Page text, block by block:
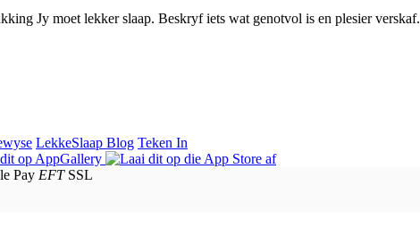
Jy moet lekker slaap. Beskryf iets wat genotvol is en plesier verskaf.
LekkeSlaap Blog Teken In
EFT SSL